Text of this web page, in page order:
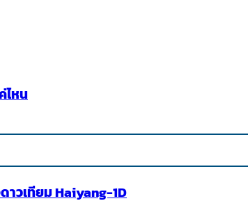
ไหน
าวเทียม Haiyang-1D